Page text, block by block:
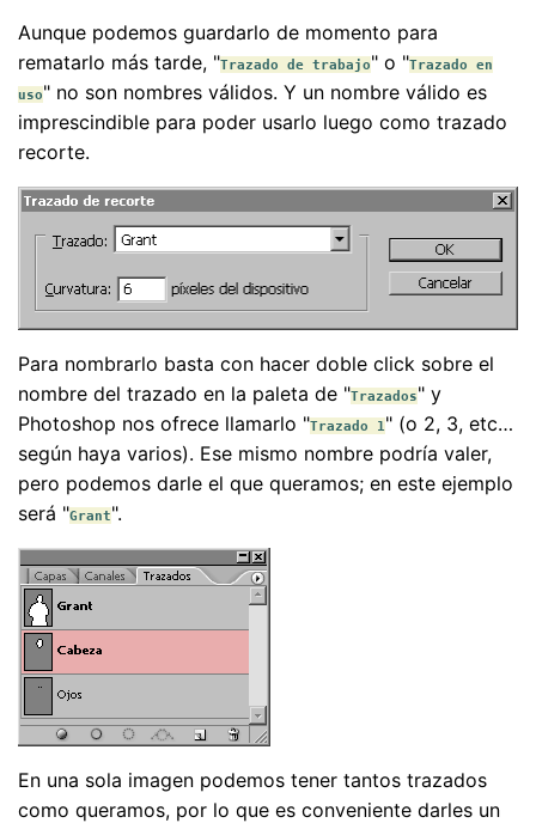
Aunque podemos guardarlo de momento para
rematarlo más tarde, "Trazado de trabajo" o "Trazado en
uso" no son nombres válidos. Y un nombre válido es
imprescindible para poder usarlo luego como trazado
recorte.
Para nombrarlo basta con hacer doble click sobre el
nombre del trazado en la paleta de "Trazados" y
Photoshop nos ofrece llamarlo "Trazado 1" (o 2, 3, etc…
según haya varios). Ese mismo nombre podría valer,
pero podemos darle el que queramos; en este ejemplo
será "Grant".
En una sola imagen podemos tener tantos trazados
como queramos, por lo que es conveniente darles un